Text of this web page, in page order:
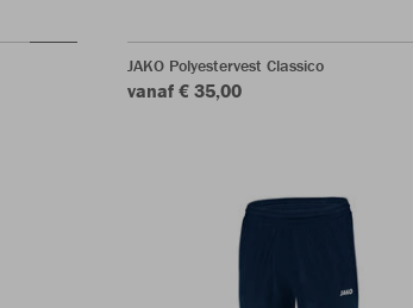
JAKO Polyestervest Classico
vanaf € 35,00